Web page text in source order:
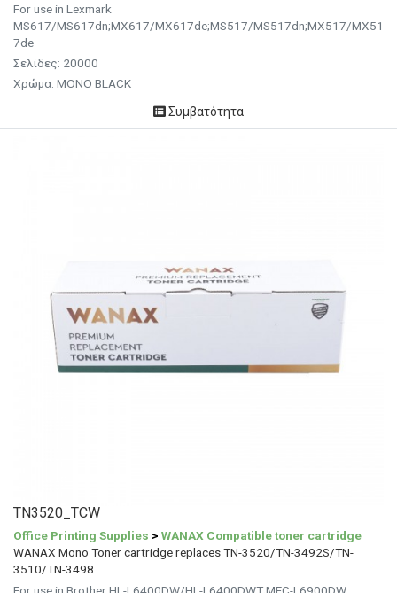
For use in Lexmark
MS617/MS617dn;MX617/MX617de;MS517/MS517dn;MX517/MX51
7de
Σελίδες: 20000
Χρώμα: MONO BLACK
Συμβατότητα
TN3520_TCW
Office Printing Supplies > WANAX Compatible toner cartridge
WANAX Mono Toner cartridge replaces TN-3520/TN-3492S/TN-
3510/TN-3498